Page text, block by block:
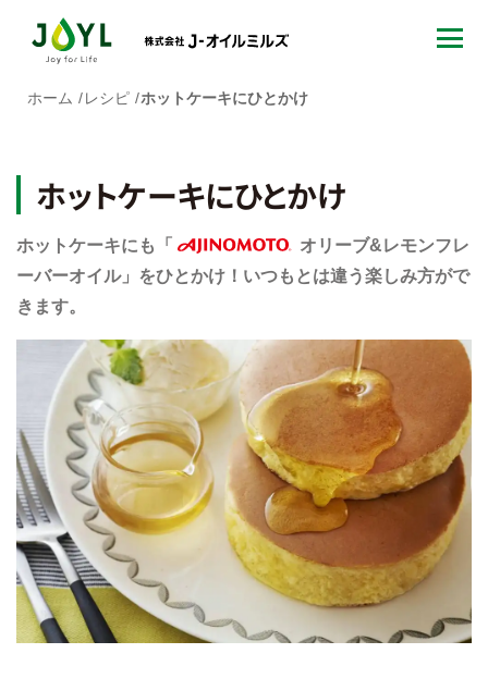
ホーム レシピ ホットケーキにひとかけ
ホットケーキにひとかけ
ホットケーキにも「
AJINOMOTO
オリーブ&レモンフレ
ーバーオイル」をひとかけ！いつもとは違う楽しみ方がで
きます。